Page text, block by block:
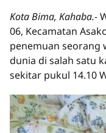
Kota Bima, Kahaba.-
06, Kecamatan
penemuan seorang
dunia di salah satu
sekitar pukul 14.10